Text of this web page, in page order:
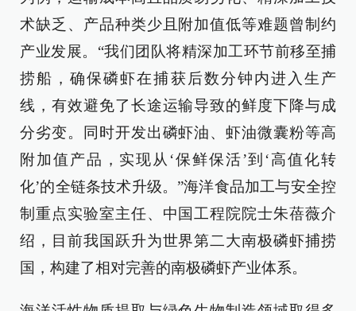
术缺乏、产品种类少且附加值低等难题曾制约
产业发展。“我们团队将精深加工环节前移至捕
捞船，确保磷虾在捕获后数分钟内进入生产
线，有效避免了长途运输导致的鲜度下降与成
分劣变。同时开发出磷虾油、虾油微囊粉等高
附加值产品，实现从‘保鲜保活’到‘高值化转
化’的全链条技术升级。”海洋食品加工与安全控
制重点实验室主任、中国工程院院士朱蓓薇介
绍，目前我国跃升为世界第二大南极磷虾捕捞
国，构建了相对完善的南极磷虾产业体系。